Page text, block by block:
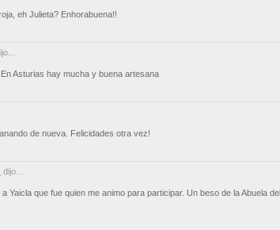
eh Julieta? Enhorabuena!!
Asturias hay mucha y buena artesana
de nueva. Felicidades otra vez!
dijo...
Yaicla que fue quien me animo para participar. Un beso de la Abuela del